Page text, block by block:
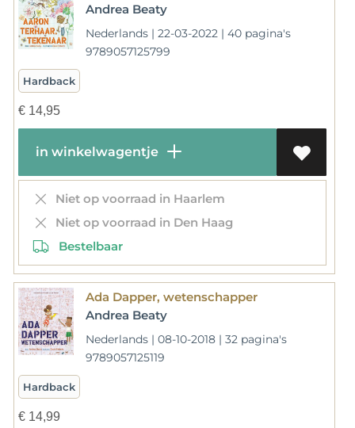
Andrea Beaty
Nederlands | 22-03-2022 | 40 pagina's
9789057125799
Hardback
€14,95
in winkelwagentje
Niet op voorraad in Haarlem
Niet op voorraad in Den Haag
Bestelbaar
Ada Dapper, wetenschapper
Andrea Beaty
Nederlands | 08-10-2018 | 32 pagina's
9789057125119
Hardback
€14,99